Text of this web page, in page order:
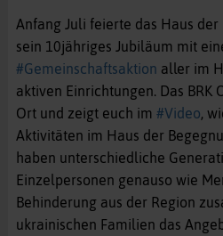
Anfang Juli feierte das Haus
sein 10jähriges Jubiläum mit
#Gemeinschaftsaktion aller im
aktiven Einrichtungen. Das BRK
Ort und zeigt euch im #Video,
Aktivitäten im Haus der
haben unterschiedliche
Einzelpersonen genauso wie
Behinderung aus der Region
ukrainischen Familien das